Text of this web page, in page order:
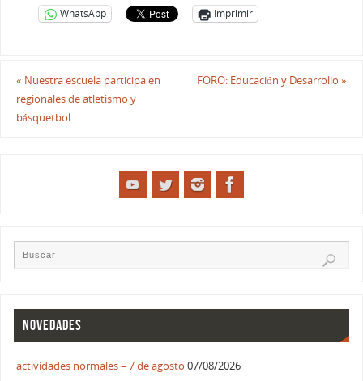
WhatsApp Imprimir
« Nuestra escuela participa en
regionales de atletismo y
básquetbol
FORO: Educación y Desarrollo»
NOVEDADES
actividades normales – 7 de agosto 07/08/2026